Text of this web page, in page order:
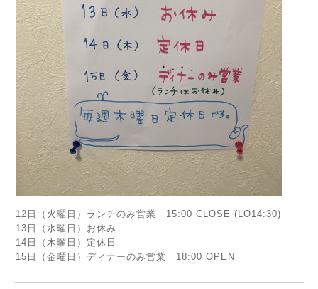
12日（火曜日）ランチのみ営業 15:00 CLOSE (LO14:30)
13日（水曜日）お休み
14日（木曜日）定休日
15日（金曜日）ディナーのみ営業 18:00 OPEN